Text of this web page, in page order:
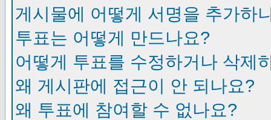
게시물에 어떻게 서명을 추가하
투표는 어떻게 만드나요?
어떻게 투표를 수정하거나 삭제
왜 게시판에 접근이 안 되나요?
왜 투표에 참여할 수 없나요?